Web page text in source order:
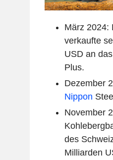
März 2024:
verkaufte
USD an
Plus.
Dezember
Nippon
November
des
Milliarden